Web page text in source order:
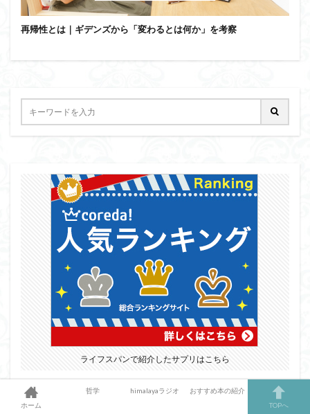
再帰性とは｜ギデンズから「変わるとは何か」を考察
ライフスパンで紹介したサプリはこちら
ホーム
哲学 himalayaラジオ
おすすめ本の紹介
TOPへ